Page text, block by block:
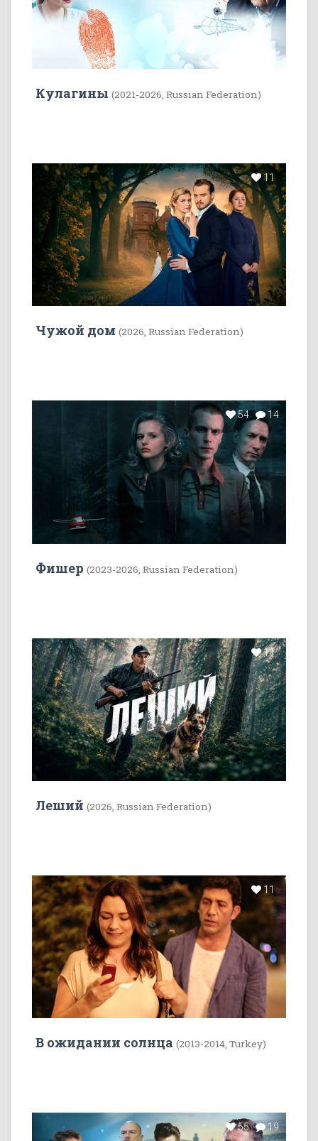
Кулагины (2021-2026, Russian Federation)
11
Чужой дом (2026, Russian Federation)
54 14
Фишер (2023-2026, Russian Federation)
11
Леший (2026, Russian Federation)
11
В ожидании солнца (2013-2014, Turkey)
55 19